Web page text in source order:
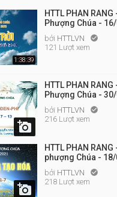
1:38:39
HTTL PHAN
Phượng Chúa -
bởi HTTLVN 
121 Lượt xem

HTTL PHAN
Phượng Chúa -
bởi HTTLVN 
216 Lượt xem

HTTL PHAN
phượng Chúa -
bởi HTTLVN 
218 Lượt xem